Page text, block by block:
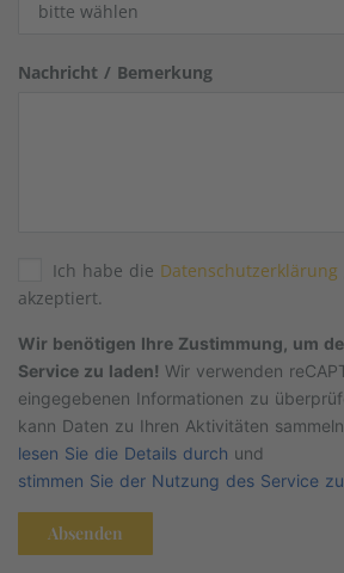
Nachricht / Bemerkung
Ich habe die Datenschutzerklärung
akzeptiert.
Wir benötigen Ihre Zustimmung, um
Service zu laden! Wir verwenden
eingegebenen Informationen zu
kann Daten zu Ihren Aktivitäten
lesen Sie die Details durch und
stimmen Sie der Nutzung des Service zu
Absenden